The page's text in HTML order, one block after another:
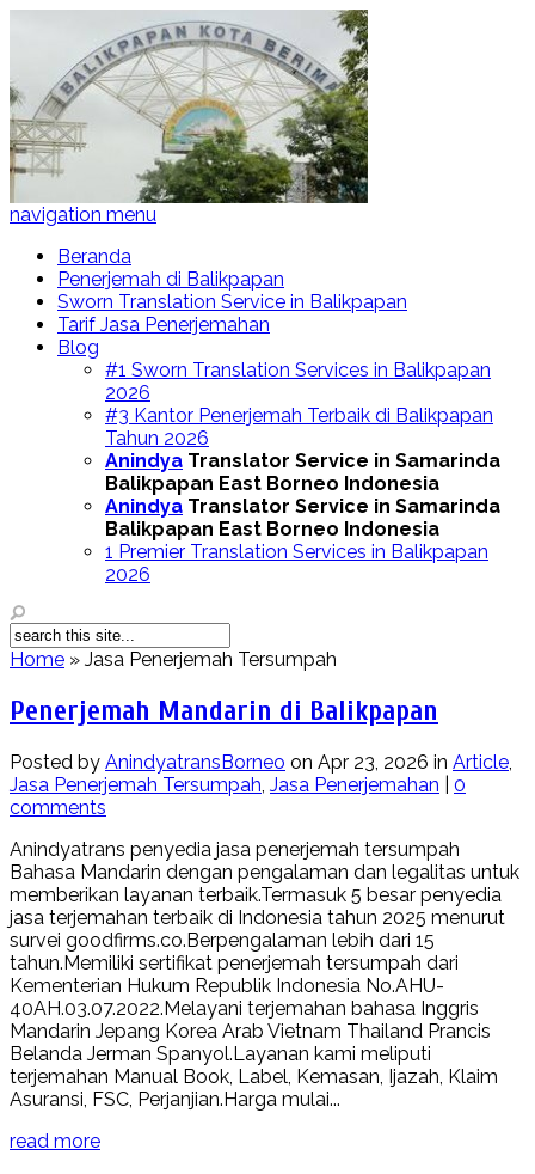
navigation menu
Beranda
Penerjemah di Balikpapan
Sworn Translation Service in Balikpapan
Tarif Jasa Penerjemahan
Blog
#1 Sworn Translation Services in Balikpapan
2026
#3 Kantor Penerjemah Terbaik di Balikpapan
Tahun 2026
Anindya Translator Service in Samarinda
Balikpapan East Borneo Indonesia
Anindya Translator Service in Samarinda
Balikpapan East Borneo Indonesia
1 Premier Translation Services in Balikpapan
2026
Home » Jasa Penerjemah Tersumpah
Penerjemah Mandarin di Balikpapan
Posted by AnindyatransBorneo on Apr 23, 2026 in Article,
Jasa Penerjemah Tersumpah, Jasa Penerjemahan
0
comments
Anindyatrans penyedia jasa penerjemah tersumpah
Bahasa Mandarin dengan pengalaman dan legalitas untuk
memberikan layanan terbaik.Termasuk 5 besar penyedia
jasa terjemahan terbaik di Indonesia tahun 2025 menurut
survei goodfirms.co.Berpengalaman lebih dari 15
tahun.Memiliki sertifikat penerjemah tersumpah dari
Kementerian Hukum Republik Indonesia No.AHU-
40AH.03.07.2022.Melayani terjemahan bahasa Inggris
Mandarin Jepang Korea Arab Vietnam Thailand Prancis
Belanda Jerman Spanyol.Layanan kami meliputi
terjemahan Manual Book, Label, Kemasan, Ijazah, Klaim
Asuransi, FSC, Perjanjian.Harga mulai...
read more